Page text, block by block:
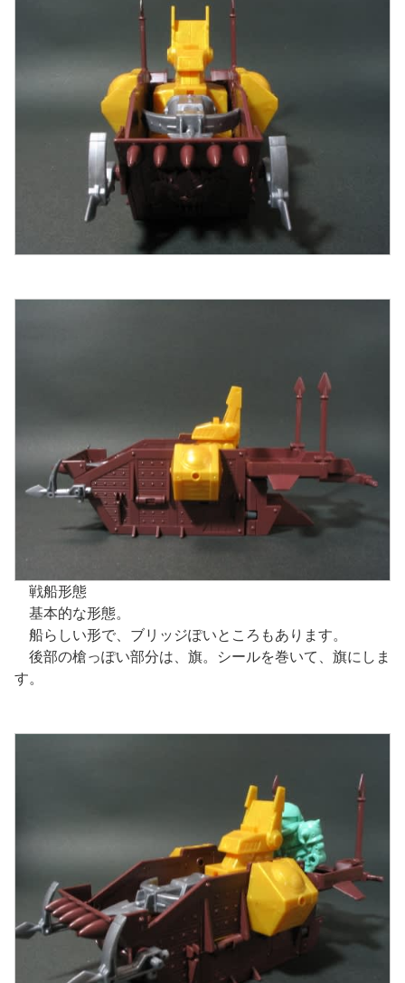
戦船形態
基本的な形態。
船らしい形で、ブリッジぽいところもあります。
後部の槍っぽい部分は、旗。シールを巻いて、旗にしま
す。